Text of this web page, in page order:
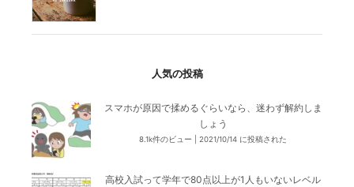
人気の投稿
スマホが原因で揉めるぐらいなら、迷わず解約しま
しょう
8.1k件のビュー 2021/10/14 に投稿された
高校入試って学年で80点以上が1人もいないレベル